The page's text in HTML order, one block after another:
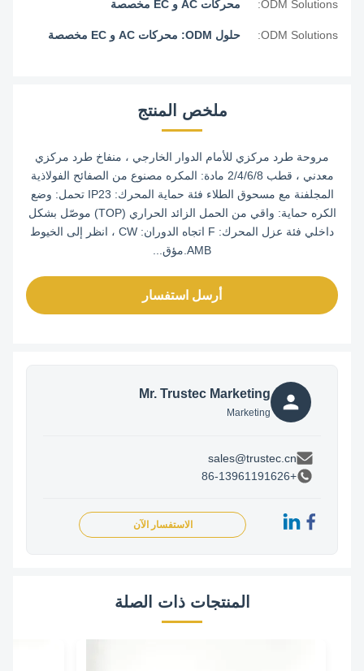
ODM Solutions: محركات AC و EC مخصصة
ODM Solutions: حلول ODM: محركات AC و EC مخصصة
ملخص المنتج
مروحة طرد مركزي للأمام الدوار الخارجي ، منفاخ طرد مركزي
معدني ، قطب 2/4/6/8 مادة: المكره مصنوع من الصفائح الفولاذية
المجلفنة مع مسحوق الطلاء فئة حماية المحرك: IP23 تحمل: وضع
الكره حماية: واقي من الحمل الزائد الحراري (TOP) موصّل بشكل
داخلي فئة عزل المحرك: F اتجاه الدوران: CW ، انظر إلى الخيوط
أرسل استفسار
Mr. Trustec Marketing
Marketing
sales@trustec.cn
الاستفسار الآن
المنتجات ذات الصلة